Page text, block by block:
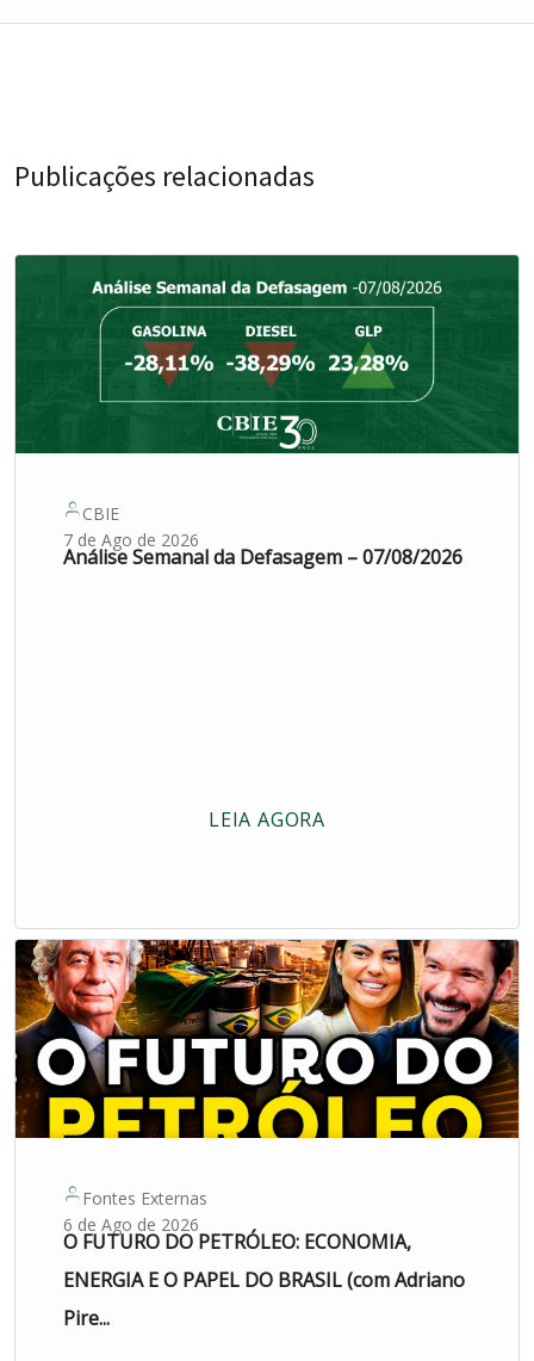
Publicações relacionadas
CBIE
7 de Ago de 2026
Análise Semanal da Defasagem – 07/08/2026
LEIA AGORA
Fontes Externas
6 de Ago de 2026
O FUTURO DO PETRÓLEO: ECONOMIA,
ENERGIA E O PAPEL DO BRASIL (com Adriano
Pire...